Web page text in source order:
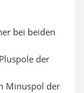
bei beiden
der
Minuspol der